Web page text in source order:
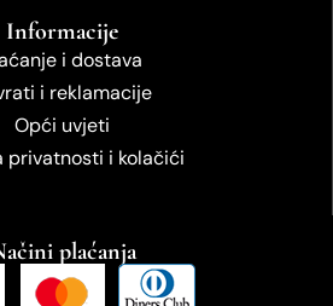
Informacije
i dostava
i reklamacije
Opći uvjeti
privatnosti i kolačići
plaćanja